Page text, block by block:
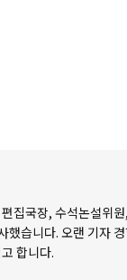
집국장, 수석논설위
습니다. 오랜 기자
합니다.